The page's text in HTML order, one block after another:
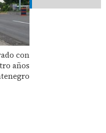
con
años